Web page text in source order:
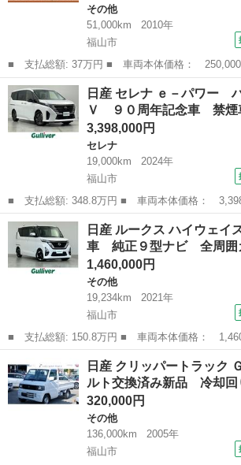
その他
51,000km
2010年
福山市
■ 支払総額: 37万円 ■ 車両本体価格： 250,000 円 ■ メーカー
名： 日産 ■ 車種名： ティーダ ■ グレード
ナビ バックカメラ 本革ステア キーレス オ
量： 1500...
広島 福山市 その他
日産 セレナ ｅ－パワー
Ｖ ９０周年記念車 禁
3,398,000円
セレナ
19,000km
2024年
福山市
■ 支払総額: 348.8万円 ■ 車両本体価格： 3,398,000 円 ■ メーカ
ー名： 日産 ■ 車種名： セレナ ■ グレード
ハイウェイスターＶ ９０周年記念車 禁煙車
アラウン...
広島 福山市 セレナ
日産 ルークス ハイウェ
車 純正９型ナビ 全周
1,460,000円
その他
19,234km
2021年
福山市
■ 支払総額: 150.8万円 ■ 車両本体価格： 1,460,000 円 ■ メーカ
ー名： 日産 ■ 車種名： ルークス ■ グレー
スター Ｘ 禁煙車 純正９型ナビ 全周囲カメ
コーダー...
福山市 その他
日産 クリッパートラック
ルト交換済み新品 冷却
320,000円
その他
136,000km
2005年
福山市